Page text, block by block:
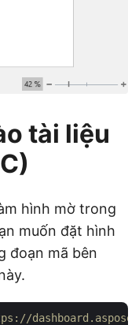
tài liệu
hình mờ trong
muốn đặt hình
đoạn mã bên